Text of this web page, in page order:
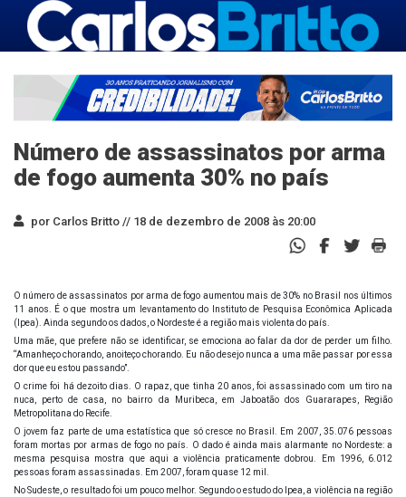
Número de assassinatos por arma
de fogo aumenta 30% no país
por Carlos Britto // 18 de dezembro de 2008 às 20:00
O número de assassinatos por arma de fogo aumentou mais de 30% no Brasil nos últimos
11 anos. É o que mostra um levantamento do Instituto de Pesquisa Econômica Aplicada
(Ipea). Ainda segundo os dados, o Nordeste é a região mais violenta do país.
Uma mãe, que prefere não se identificar, se emociona ao falar da dor de perder um filho.
“Amanheço chorando, anoiteço chorando. Eu não desejo nunca a uma mãe passar por essa
dor que eu estou passando”.
O crime foi há dezoito dias. O rapaz, que tinha 20 anos, foi assassinado com um tiro na
nuca, perto de casa, no bairro da Muribeca, em Jaboatão dos Guararapes, Região
Metropolitana do Recife.
O jovem faz parte de uma estatística que só cresce no Brasil. Em 2007, 35.076 pessoas
foram mortas por armas de fogo no país. O dado é ainda mais alarmante no Nordeste: a
mesma pesquisa mostra que aqui a violência praticamente dobrou. Em 1996, 6.012
pessoas foram assassinadas. Em 2007, foram quase 12 mil.
No Sudeste, o resultado foi um pouco melhor. Segundo o estudo do Ipea, a violência na região